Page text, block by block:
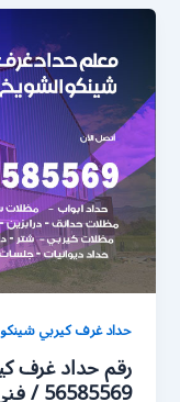
حداد غرف كيربي شينكو
رقم حداد غرف